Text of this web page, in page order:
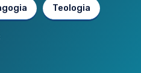
Teologia